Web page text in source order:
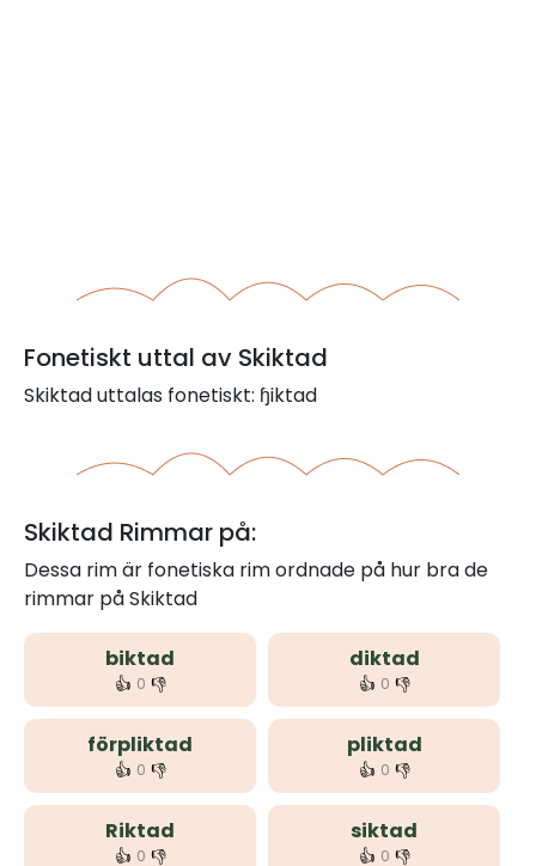
Fonetiskt uttal av Skiktad
Skiktad uttalas fonetiskt: ɧiktad
Skiktad Rimmar på:
Dessa rim är fonetiska rim ordnade på hur bra de
rimmar på Skiktad
biktad
👍 0 👎
diktad
👍 0 👎
förpliktad
👍 0 👎
pliktad
👍 0 👎
Riktad
👍 0 👎
siktad
👍 0 👎